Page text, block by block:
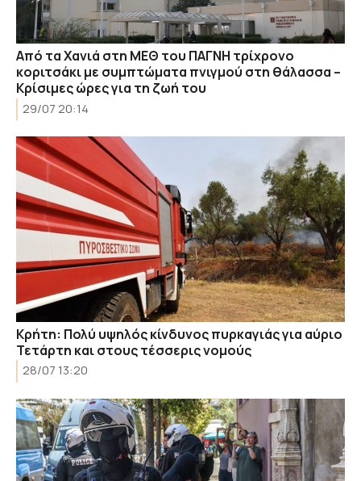
Από τα Χανιά στη ΜΕΘ του ΠΑΓΝΗ τρίχρονο
κοριτσάκι με συμπτώματα πνιγμού στη θάλασσα –
Κρίσιμες ώρες για τη ζωή του
29/07 20:14
Κρήτη: Πολύ υψηλός κίνδυνος πυρκαγιάς για αύριο
Τετάρτη και στους τέσσερις νομούς
28/07 13:20